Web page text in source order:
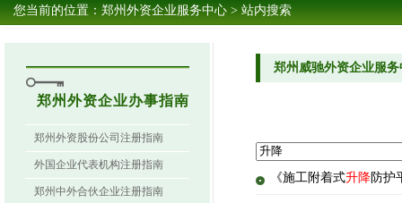
您当前的位置： 郑州外资企业服务中心 > 站内搜索
郑州外资企业办事指南
郑州外资股份公司注册指南
外国企业代表机构注册指南
郑州中外合伙企业注册指南
郑州威驰外资企业服
《施工附着式升降防护